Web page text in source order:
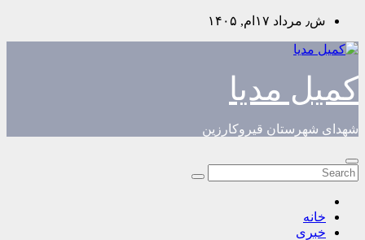
Skip
content
ش٫ مرداد ۱۷ام, ۱۴۰۵
کمیل مدیا
شهدای شهرستان قیروکارزین
خانه
خبری